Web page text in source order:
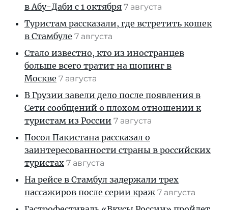
в Абу-Даби с 1 октября 7 августа
Туристам рассказали, где встретить кошек
в Стамбуле 7 августа
Стало известно, кто из иностранцев
больше всего тратит на шопинг в
Москве 7 августа
В Грузии завели дело после появления в
Сети сообщений о плохом отношении к
туристам из России 7 августа
Посол Пакистана рассказал о
заинтересованности страны в российских
туристах 7 августа
На рейсе в Стамбул задержали трех
пассажиров после серии краж 7 августа